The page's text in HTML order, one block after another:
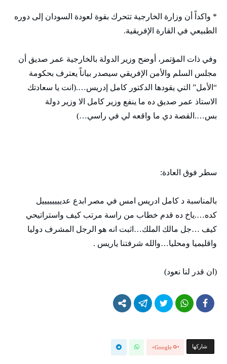
* واكداً أن وزارة الخارجية تتحرك بقوة لعودة السودان إلى دوره
الطبيعي في القارة الإفريقية.
وفي ذات المؤتمر، أوضح وزير الدولة بالخارجية عمر صديق أن
مجلس السلم والأمن الإفريقي سيصدر بياناً يعترف بحكومة
“الأمل” التي يقودها الدكتور كامل إدريس….(انت يا سعادتك
الاستاذ عمر صديق ده ما ينفع وزير كامل الا وزير دولة
بس….القصة دي ما واقعه لي في راسي…)
سطر فوق العادة:
بالمناسبة د كامل ادريس امس في مصر ابدع عدييييييييل
كده….ياخ ده قدم خطاب من راسة مرتب كيف واستراتيحي
كيف …جل مالك الملك…اثبت انه هو الرجل المشرف دوليا
واقليميا ومحليا…والله شرفتنا ياريس .
(ان قدر لنا نعود)
‫‫ شاركها‬ Google+